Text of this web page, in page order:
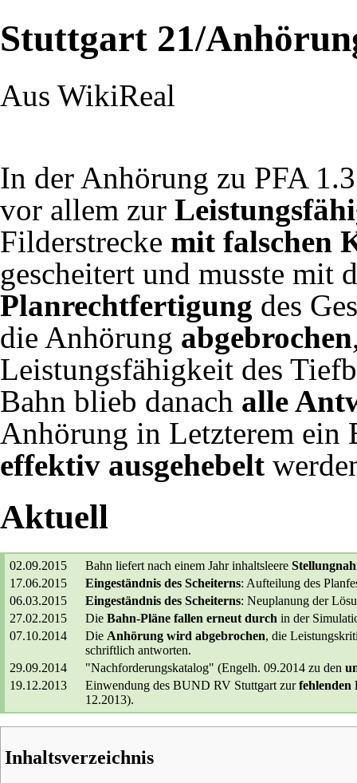
Stuttgart 21/
Aus WikiReal
In der Anhörung zu PFA
vor allem zur
Filderstrecke mit falschen
gescheitert und musste mit
Planrechtfertigung des
die Anhörung abgebrochen
Leistungsfähigkeit des
Bahn blieb danach alle
Anhörung in Letzterem
effektiv ausgehebelt
Aktuell
02.09.2015 Bahn liefert nach einem Jahr inhaltsleere
17.06.2015
Eingeständnis des Scheiterns: Aufteilung des
06.03.2015
Eingeständnis des Scheiterns: Neuplanung der
27.02.2015
Die Bahn-Pläne fallen erneut durch in der
07.10.2014
Die Anhörung wird abgebrochen, die
schriftlich antworten.
29.09.2014
"Nachforderungskatalog" (Engelh. 09.2014 zu den
19.12.2013
Einwendung des BUND RV Stuttgart zurfehlenden
12.2013).
Inhaltsverzeichnis